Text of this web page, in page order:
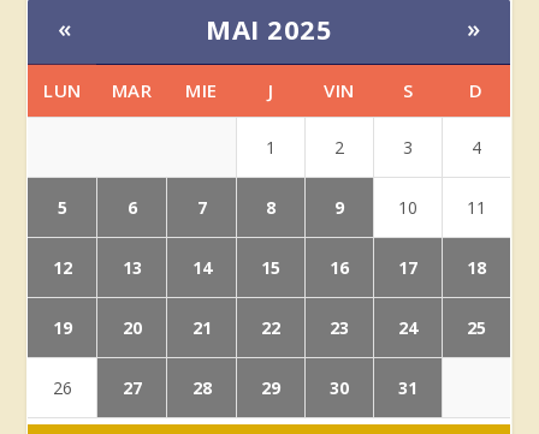
« MAI 2025 »
LUN MAR MIE J VIN S D
1 2 3 4
5 6 7 8 9 10 11
12 13 14 15 16 17 18
19 20 21 22 23 24 25
26 27 28 29 30 31